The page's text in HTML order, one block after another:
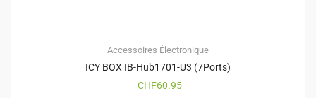
Accessoires Électronique
ICY BOX IB-Hub1701-U3 (7Ports)
CHF60.95